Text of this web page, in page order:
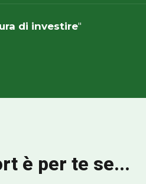
di investire"
è per te se...